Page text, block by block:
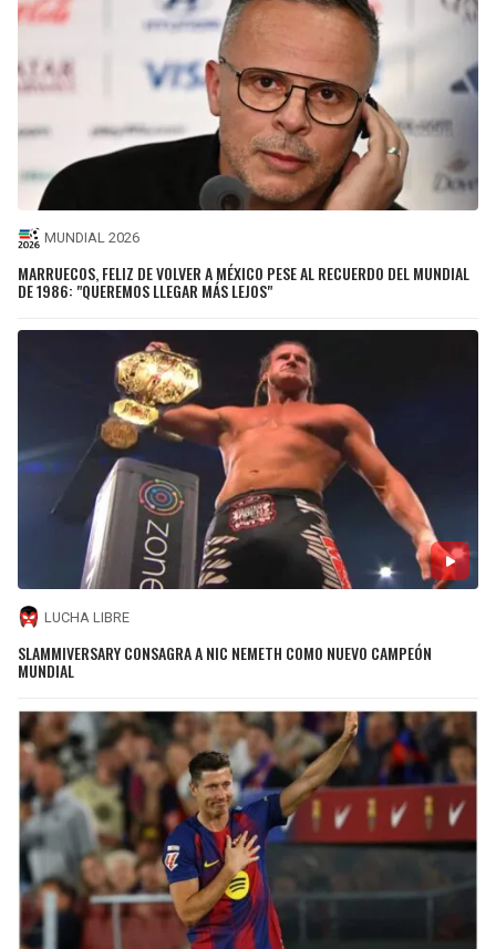
MUNDIAL 2026
MARRUECOS, FELIZ DE VOLVER A MÉXICO PESE AL RECUERDO DEL MUNDIAL
DE 1986: "QUEREMOS LLEGAR MÁS LEJOS"
LUCHA LIBRE
SLAMMIVERSARY CONSAGRA A NIC NEMETH COMO NUEVO CAMPEÓN
MUNDIAL